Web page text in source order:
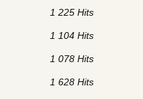
1 225 Hits
1 104 Hits
1 078 Hits
1 628 Hits